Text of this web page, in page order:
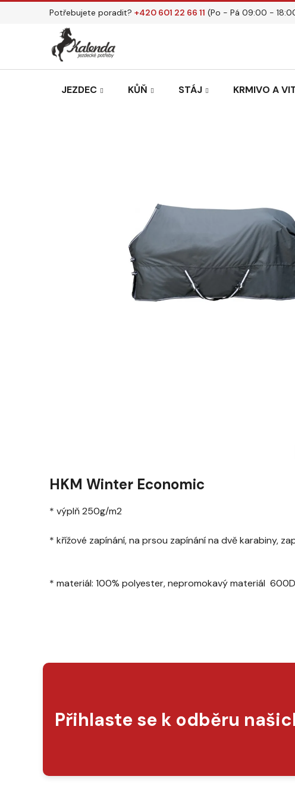
Přejít
Potřebujete poradit? +420 601 22 66 11 (Po - Pá 09:00 -
JEZDEC KŮŇ STÁJ KRMIVO A
HKM Winter Economic
* výplň 250g/m2
* křížové zapínání, na prsou zapínání na dvě karabiny,
* materiál: 100% polyester, nepromokavý materiál
Přihlaste se k odběru